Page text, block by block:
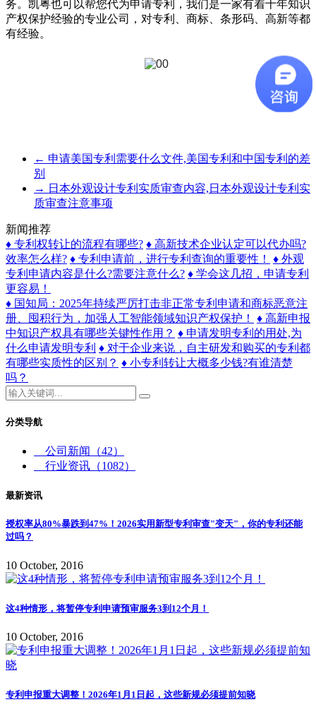
务。凯粤也可以帮您代为申请专利，我们是一家有着十年知识
产权保护经验的专业公司，对专利、商标、条形码、高新等都
有经验。
← 申请美国专利需要什么文件,美国专利和中国专利的差
别
→ 日本外观设计专利实质审查内容,日本外观设计专利实
质审查注意事项
新闻推荐
♦ 专利权转让的流程有哪些? ♦ 高新技术企业认定可以代办吗?
效率怎么样? ♦ 专利申请前，进行专利查询的重要性！
♦ 外观
专利申请内容是什么?需要注意什么? ♦ 学会这几招，申请专利
更容易！
♦ 国知局：2025年持续严厉打击非正常专利申请和商标恶意注
册、囤积行为，加强人工智能领域知识产权保护！
♦ 高新申报
中知识产权具有哪些关键性作用？ ♦ 申请发明专利的用处,为
什么申请发明专利 ♦ 对于企业来说，自主研发和购买的专利都
有哪些实质性的区别？ ♦ 小专利转让大概多少钱?有谁清楚
吗？
分类导航
公司新闻
（42）
行业资讯 （1082）
最新资讯
授权率从80%暴跌到47%！2026实用新型专利审查"变天"，你的专利还能
过吗？
10 October, 2016
这4种情形，将暂停专利申请预审服务3到12个月！
10 October, 2016
专利申报重大调整！2026年1月1日起，这些新规必须提前知晓